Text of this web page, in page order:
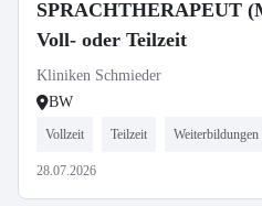
SPRACHTHERAPEUT
Voll- oder Teilzeit
Kliniken Schmieder
BW
Vollzeit Teilzeit Weiterbildungen
28.07.2026